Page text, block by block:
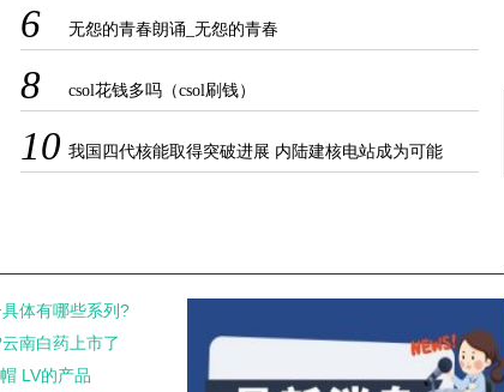
6 无怨的青春朗诵_无怨的青春
8 csol花钱多吗（csol刷钱）
10 我国四代核能取得突破进展 内陆建核电站成为可能
体有哪些系列?
南白药上市了
LV的产品